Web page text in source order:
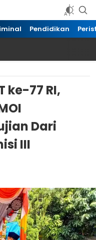
Pendidikan
ke-77 RI,
Dari
III